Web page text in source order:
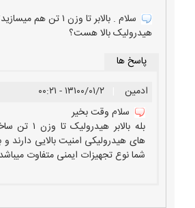
سلام . بالابر تا وزن ۱
هیدرولیک بالا هست؟
پاسخ ها
ادمین
۱۳۱۰۰/۰۱/۲ - ۰۰:۲۱
سلام وقت بخیر
بله بالابر
های هیدرولیکی امنیت بالایی دارند و
شما نوع تجهیزات ایمنی متفاوت